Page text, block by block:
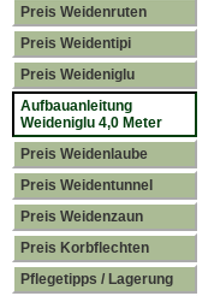
Preis Weidenruten
Preis Weidentipi
Preis Weideniglu
Aufbauanleitung
Weideniglu 4,0 Meter
Preis Weidenlaube
Preis Weidentunnel
Preis Weidenzaun
Preis Korbflechten
Pflegetipps / Lagerung